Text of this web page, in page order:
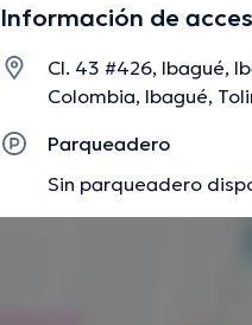
Información de
Cl. 43 #426, Ibagué,
Colombia, Ibagué,
Parqueadero
Sin parqueadero